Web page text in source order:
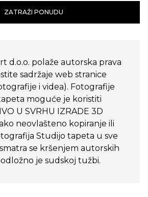
ZATRAŽI PONUDU
d.o.o. polaže autorska prava
sadržaje web stranice
i videa). Fotografije
moguće je koristiti
U SVRHU IZRADE 3D
neovlašteno kopiranje ili
Studijo tapeta u sve
se kršenjem autorskih
je sudskoj tužbi.